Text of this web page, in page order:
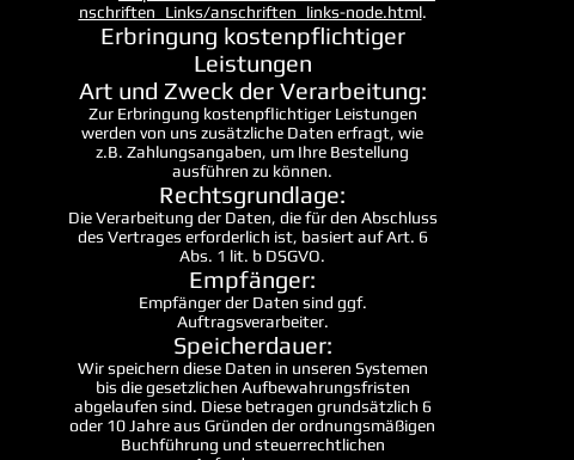
nschriften_Links/anschriften_links-node.html.
Erbringung kostenpflichtiger
Leistungen
Art und Zweck der Verarbeitung:
Zur Erbringung kostenpflichtiger Leistungen
werden von uns zusätzliche Daten erfragt, wie
z.B. Zahlungsangaben, um Ihre Bestellung
ausführen zu können.
Rechtsgrundlage:
Die Verarbeitung der Daten, die für den Abschluss
des Vertrages erforderlich ist, basiert auf Art. 6
Abs. 1 lit. b DSGVO.
Empfänger:
Empfänger der Daten sind ggf.
Auftragsverarbeiter.
Speicherdauer:
Wir speichern diese Daten in unseren Systemen
bis die gesetzlichen Aufbewahrungsfristen
abgelaufen sind. Diese betragen grundsätzlich 6
oder 10 Jahre aus Gründen der ordnungsmäßigen
Buchführung und steuerrechtlichen